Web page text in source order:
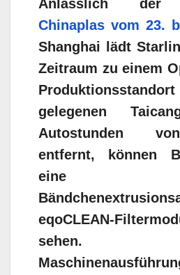
Anlässlich der
Chinaplas vom 23.
Shanghai lädt
Zeitraum zu einem
gelegenen
Autostunden
entfernt, können
eine
eqoCLEAN-
sehen.